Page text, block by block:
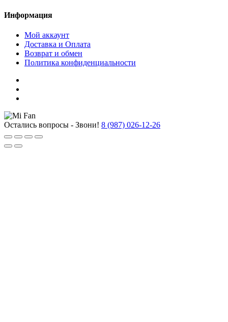
Информация
Мой аккаунт
Доставка и Оплата
Возврат и обмен
Политика конфиденциальности
Остались вопросы - Звони! 8 (987) 026-12-26